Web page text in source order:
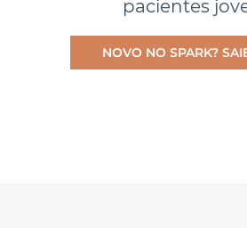
pacientes
NOVO NO SPARK?